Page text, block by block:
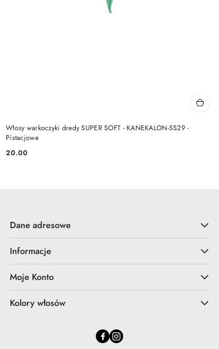
Włosy warkoczyki dredy SUPER SOFT - KANEKALON-SS29 -
Pistacjowe
Cena:
20.00
Dane adresowe
Informacje
Moje Konto
Kolory włosów